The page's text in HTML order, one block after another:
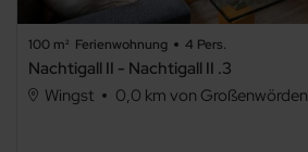
100 m² Ferienwohnung 4 Pers.
Nachtigall II - Nachtigall II .3
Wingst
0,0 km von Großenwörden